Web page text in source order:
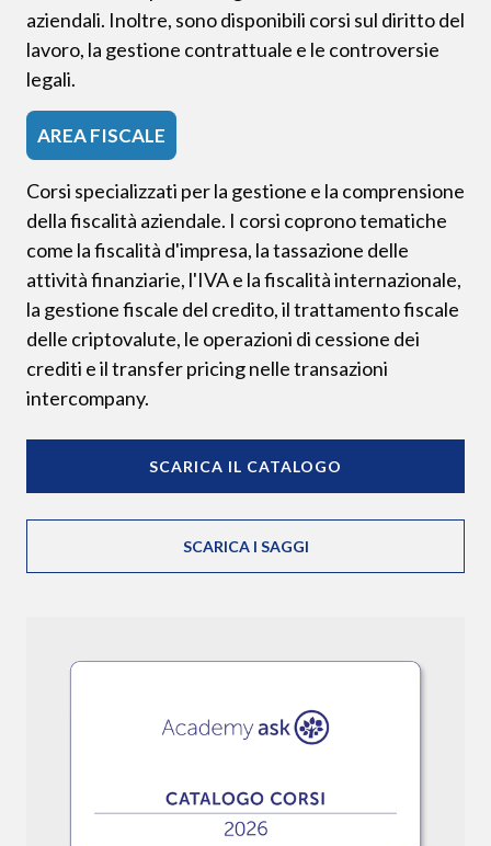
aziendali. Inoltre, sono disponibili corsi sul diritto del
lavoro, la gestione contrattuale e le controversie
legali.
AREA FISCALE
Corsi specializzati per la gestione e la comprensione
della fiscalità aziendale. I corsi coprono tematiche
come la fiscalità d'impresa, la tassazione delle
attività finanziarie, l'IVA e la fiscalità internazionale,
la gestione fiscale del credito, il trattamento fiscale
delle criptovalute, le operazioni di cessione dei
crediti e il transfer pricing nelle transazioni
intercompany.
SCARICA IL CATALOGO
SCARICA I SAGGI